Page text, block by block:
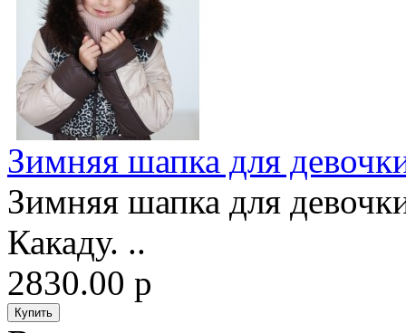
Зимняя шапка для
Зимняя шапка для
Какаду. ..
2830.00 р